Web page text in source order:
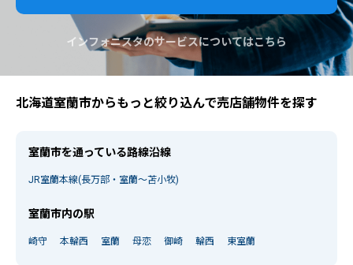
インフォニスタのサービスについてはこちら
北海道室蘭市からもっと絞り込んで売店舗物件を探す
室蘭市を通っている路線沿線
JR室蘭本線(長万部・室蘭～苫小牧)
室蘭市内の駅
崎守 本輪西 室蘭 母恋 御崎 輪西 東室蘭